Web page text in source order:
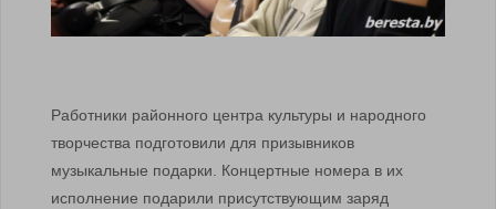
Работники районного центра культуры и народного
творчества подготовили для призывников
музыкальные подарки. Концертные номера в их
исполнение подарили присутствующим заряд